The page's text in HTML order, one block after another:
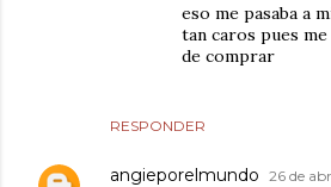
RESPONDER
eso me pasaba a
tan caros pues
de comprar
angieporelmundo 26 de